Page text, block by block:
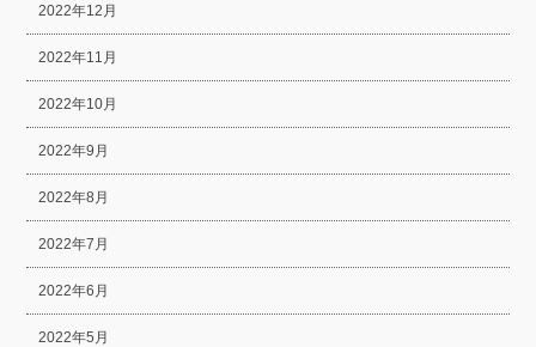
2022年12月
2022年11月
2022年10月
2022年9月
2022年8月
2022年7月
2022年6月
2022年5月